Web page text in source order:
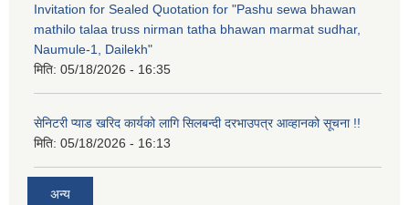
Invitation for Sealed Quotation for "Pashu sewa bhawan
mathilo talaa truss nirman tatha bhawan marmat sudhar,
Naumule-1, Dailekh"
मिति: 05/18/2026 - 16:35
सेनिटरी प्याड खरिद कार्यको लागि सिलबन्दी दरभाउपत्र आव्हानको सूचना !!
मिति: 05/18/2026 - 16:13
अन्य